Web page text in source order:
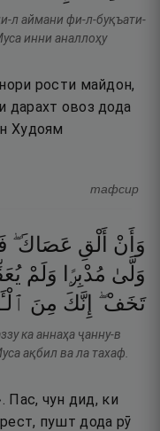
л аймани фи-л-буқъати-
инни аналлоҳу
рости майдон,
дарахт овоз дода
Худоям
тафсир
وَأَنْ أَلْقِ عَصَاكَ ۖ
وَلَّىٰ مُدْبِرًۭا وَلَمْ
تَخَفْ ۖ إِنَّكَ مِنَ
ка аннаҳа ҷанну-в
ақбил ва ла тахаф.
Пас, чун дид, ки
пушт дода рӯ